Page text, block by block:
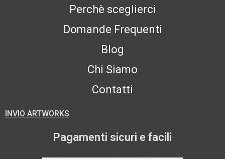
Perchè sceglierci
Domande Frequenti
Blog
Chi Siamo
Contatti
INVIO ARTWORKS
Pagamenti sicuri e facili